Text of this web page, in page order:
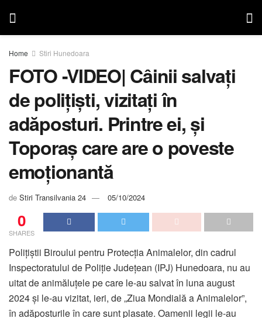
Home Stiri Hunedoara
FOTO -VIDEO| Câinii salvați
de polițiști, vizitați în
adăposturi. Printre ei, și
Toporaș care are o poveste
emoționantă
de Stiri Transilvania 24 05/10/2024
0
SHARES
Polițiștii Biroului pentru Protecția Animalelor, din cadrul
Inspectoratului de Poliție Județean (IPJ) Hunedoara, nu au
uitat de animăluțele pe care le-au salvat în luna august
2024 și le-au vizitat, ieri, de „Ziua Mondială a Animalelor”,
în adăposturile în care sunt plasate. Oamenii legii le-au